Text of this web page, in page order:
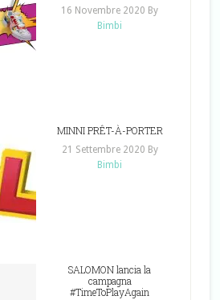
16 Novembre 2020 By
Bimbi
MINNI PRÊT-À-PORTER
21 Settembre 2020 By
Bimbi
SALOMON lancia la
campagna
#TimeToPlayAgain